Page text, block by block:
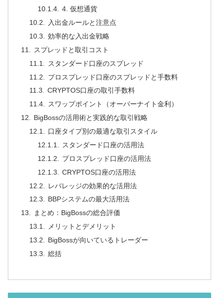
4. 仮想通貨
入出金ルールと注意点
効率的な入出金戦略
スプレッドと取引コスト
スタンダード口座のスプレッド
プロスプレッド口座のスプレッドと手数料
CRYPTOS口座の取引手数料
スワップポイント（オーバーナイト金利）
BigBossの活用術と実践的な取引戦略
口座タイプ別の最適な取引スタイル
スタンダード口座の活用法
プロスプレッド口座の活用法
CRYPTOS口座の活用法
レバレッジの効果的な活用法
BBPシステムの最大活用法
まとめ：BigBossの総合評価
メリットとデメリット
BigBossが向いているトレーダー
総括